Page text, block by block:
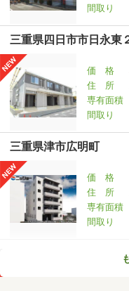
間取り
三重県四日市市日永東
価 格
住 所
専有面積
間取り
三重県津市広明町
価 格
住 所
専有面積
間取り